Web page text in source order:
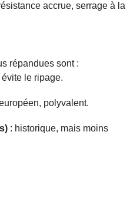
accrue, serrage à la
répandues sont :
le ripage.
polyvalent.
: historique, mais moins